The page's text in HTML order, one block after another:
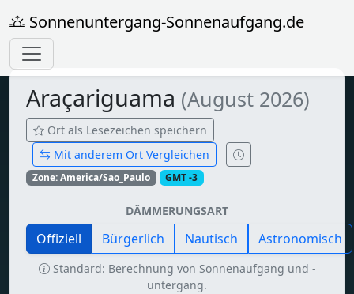
Sonnenuntergang-Sonnenaufgang.de
Araçariguama (August 2026)
Ort als Lesezeichen speichern
Mit anderem Ort Vergleichen
Zone: America/Sao_Paulo GMT -3
DÄMMERUNGSART
Offiziell Bürgerlich Nautisch Astronomisch
Standard: Berechnung von Sonnenaufgang und -
untergang.